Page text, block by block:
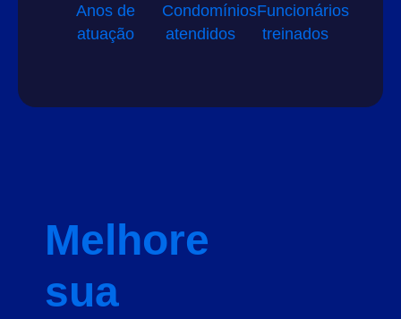
Anos de
atuação
Condomínios
atendidos
Funcionários
treinados
Melhore
sua